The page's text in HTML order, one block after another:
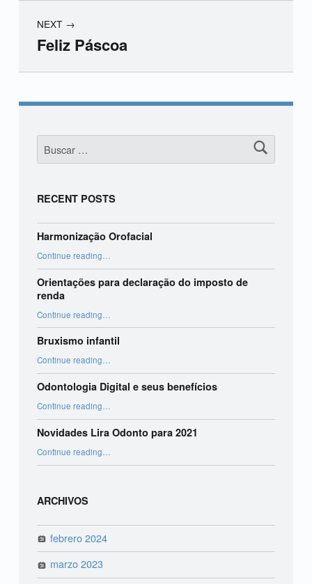
NEXT
Feliz Páscoa
Skip back to main navigation
Buscar:
RECENT POSTS
Harmonização Orofacial
Continue reading …
Orientações para declaração do imposto de
renda
Continue reading“Orientações para declaração do imposto de renda”
…
Bruxismo infantil
Continue reading…
Odontologia Digital e seus benefícios
Continue reading“Odontologia Digital e seus benefícios”
…
Novidades Lira Odonto para 2021
Continue reading“Novidades Lira Odonto para 2021”
…
ARCHIVOS
febrero 2024
marzo 2023